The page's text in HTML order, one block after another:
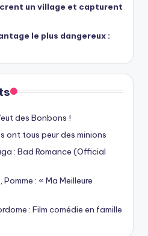
un village et capturent
le plus dangereux :
des Bonbons !
ont tous peur des minions
: Bad Romance (Official
: « Ma Meilleure
: Film comédie en famille